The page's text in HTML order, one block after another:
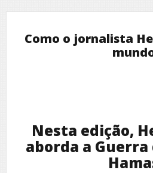
Como o jornalista
Nesta edição,
aborda a Guerra